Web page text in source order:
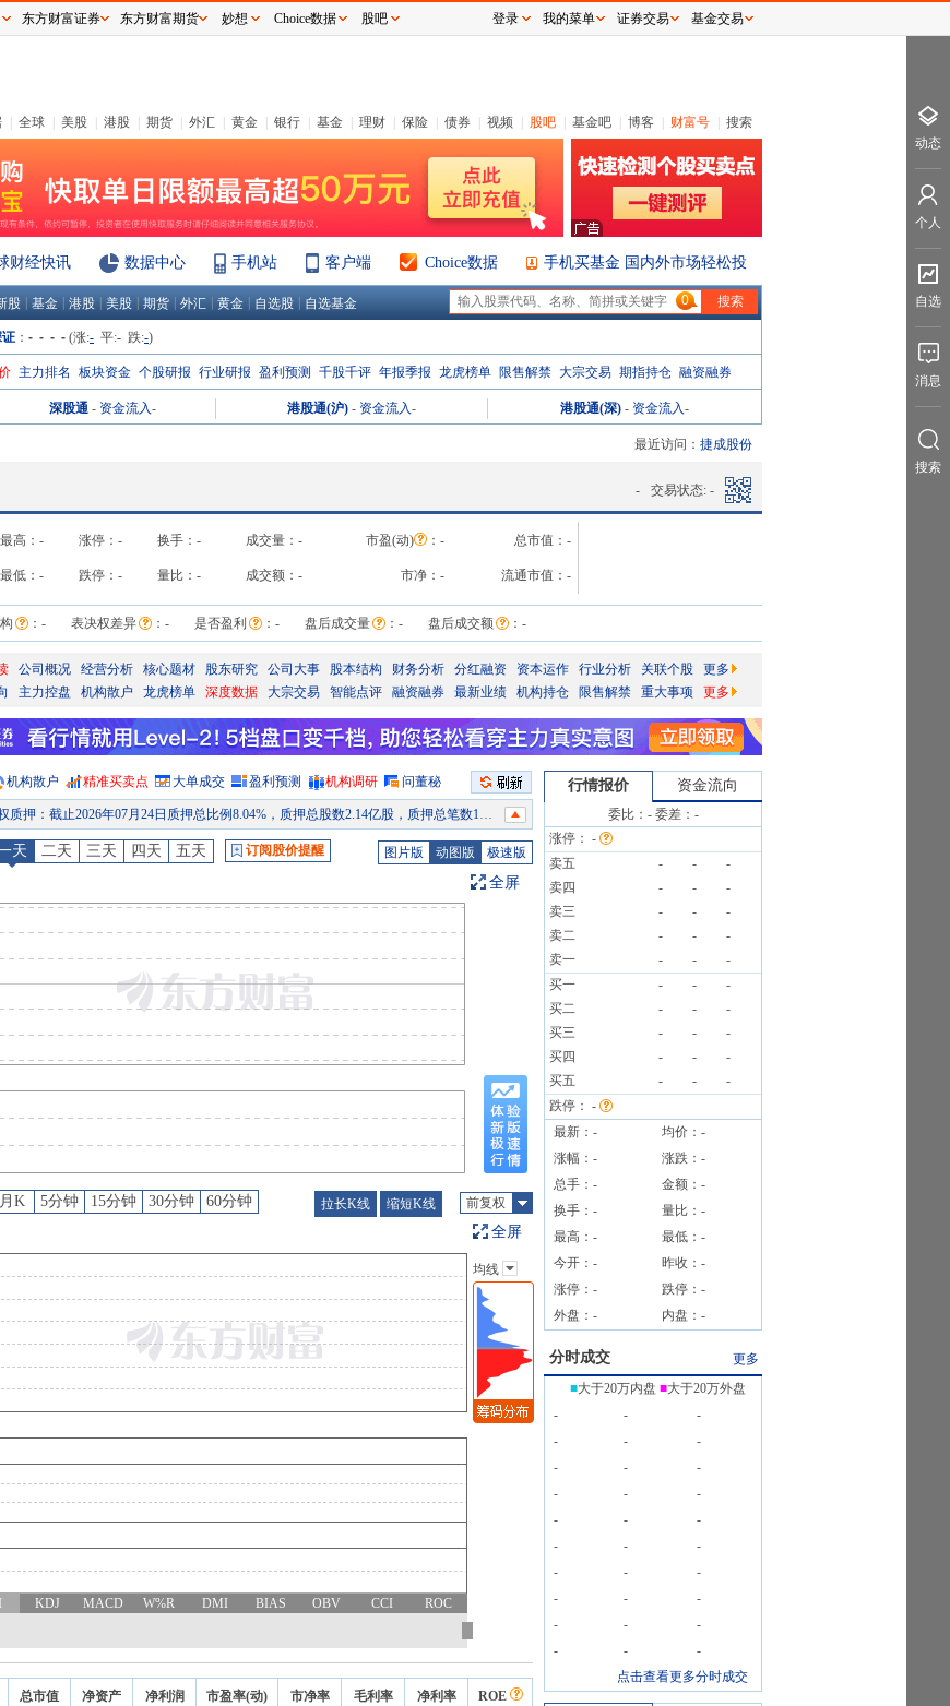
全球 美股 港股 期货 外汇 黄金 银行 基金 理财 保险 债券 视频 股吧 基金吧 博客 财富号 搜索
财经快讯 数据中心 手机站 客户端 Choice数据 手机买基金 国内外市场轻松投
股 基金 港股 美股 期货 外汇 黄金 自选股 自选基金 0
： - - - - (涨:- 平:- 跌:-)
主力排名 板块资金 个股研报 行业研报 盈利预测 千股千评 年报季报 龙虎榜单 限售解禁 大宗交易 期指持仓 融资融券
深股通 - 资金流入- 港股通(沪) - 资金流入- 港股通(深) - 资金流入-
最近访问： 捷成股份
- 交易状态: -
最高： - 涨停： - 换手： - 成交量： - 市盈(动) ： - 总市值： -
最低： - 跌停： - 量比： - 成交额： - 市净： - 流通市值： -
： - 表决权差异 ： - 是否盈利 ： - 盘后成交量 ： - 盘后成交额 ： -
公司概况 经营分析 核心题材 股东研究 公司大事 股本结构 财务分析 分红融资 资本运作 行业分析 关联个股
更多
主力控盘 机构散户 龙虎榜单 深度数据 大宗交易 智能点评 融资融券 最新业绩 机构持仓 限售解禁 重大事项 更多
机构散户 精准买卖点 大单成交 盈利预测 机构调研 问董秘
：2026年07月21日发布《捷成股份:2025年年度权益分派实施公告》
：2026年07月21日公布2025年年报分红，股权登记日：2026年07月28日；除权除息日：2026年07月29日；分配方案：10派0.07元(含税,扣税后0.063元)[正式]
质押
截止2026年07月17日质押总比例8.04%，质押总股数2.14亿股，质押总笔数14笔
：2026年07月16日发布《捷成股份:第六届董事会第十七次会议决议公告》
：2026年07月06日发布《捷成股份:第六届董事会第十六次会议决议公告》
披露日：2026年半年报预约2026年08月25日披露
质押 ：截止2026年08月07日质押总比例7.88%，质押总股数2.10亿股，质押总笔数14笔
质押：截止2026年07月24日质押总比例8.04%，质押总股数2.14亿股，质押总笔数14笔
天 二天 三天 四天 五天 订阅股价提醒 图片版 动图版 极速版
全屏
月K 5分钟 15分钟 30分钟 60分钟 拉长K线 缩短K线 前复权
全屏
主图指标
均线
EXPMA
SAR
BBI
KDJ MACD W%R DMI BIAS OBV CCI ROC
均线
总市值 净资产 净利润 市盈率(动) 市净率 毛利率 净利率 ROE
行情报价 资金流向
委比： -委差： -
涨停： -
卖五
- -
-
卖四
- -
-
卖三
- -
-
卖二
- -
-
卖一
- -
-
买一
- -
-
买二
- -
-
买三
- -
-
买四
- -
-
买五
- -
-
跌停： -
最新： - 均价： -
涨幅： - 涨跌： -
总手： - 金额： -
换手： - 量比： -
最高： - 最低： -
今开： - 昨收： -
涨停： - 跌停： -
外盘： - 内盘： -
分时成交
更多
■大于20万内盘 ■大于20万外盘
-
-
-
-
-
-
-
-
-
-
-
-
-
-
-
-
-
-
-
-
-
-
-
-
-
-
-
-
-
-
点击查看更多分时成交
东方财富证券 东方财富期货 妙想 Choice数据 股吧 登录 我的菜单 证券交易 基金交易
动态
个人
自选
消息
搜索